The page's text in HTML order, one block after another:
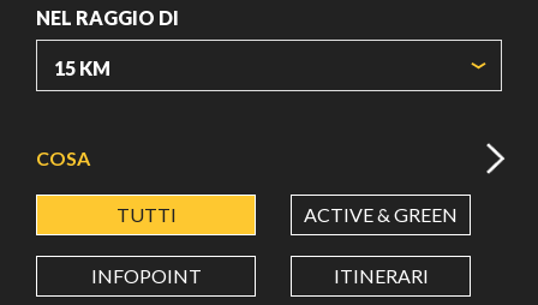
NEL RAGGIO DI
LATITUDINE
COSA
TUTTI ACTIVE & GREEN
INFOPOINT ITINERARI